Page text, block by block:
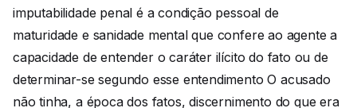
imputabilidade penal é a condição pessoal de
maturidade e sanidade mental que confere ao agente a
capacidade de entender o caráter ilícito do fato ou de
determinar-se segundo esse entendimento O acusado
não tinha, a época dos fatos, discernimento do que era